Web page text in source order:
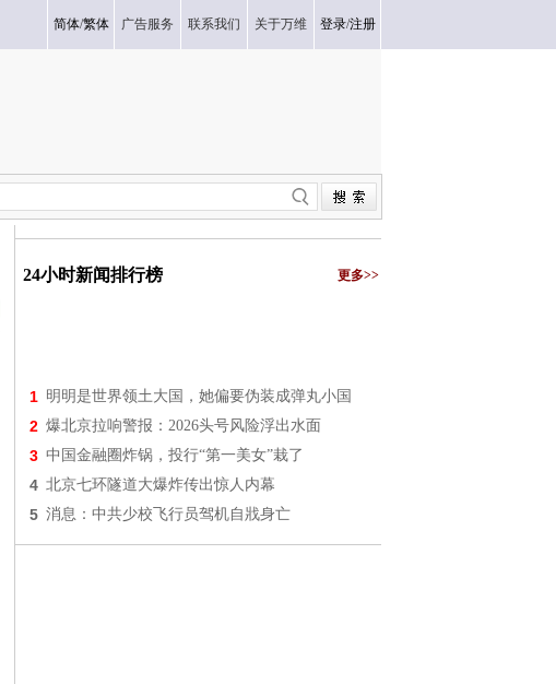
简体/繁体 广告服务 联系我们 关于万维 登录/注册
24小时新闻排行榜 更多>>
1 明明是世界领土大国，她偏要伪装成弹丸小国
2 爆北京拉响警报：2026头号风险浮出水面
3 中国金融圈炸锅，投行“第一美女”栽了
4 北京七环隧道大爆炸传出惊人内幕
5 消息：中共少校飞行员驾机自戕身亡